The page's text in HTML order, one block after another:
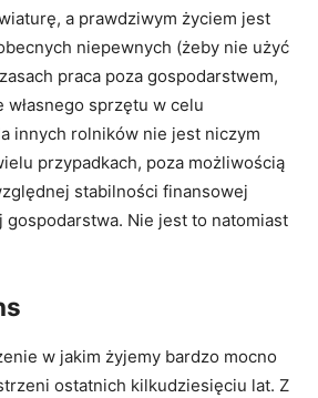
a prawdziwym życiem jest
niepewnych (żeby nie użyć
praca poza gospodarstwem,
sprzętu w celu
innych rolników nie jest niczym
przypadkach, poza możliwością
stabilności finansowej
gospodarstwa. Nie jest to natomiast
w jakim żyjemy bardzo mocno
ostatnich kilkudziesięciu lat. Z